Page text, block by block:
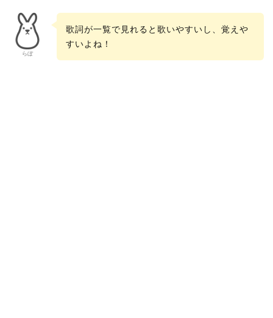
らぼ
歌詞が一覧で見れると歌いやすいし、覚えや
すいよね！